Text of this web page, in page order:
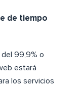
de tiempo
99,9% o
estará
los servicios